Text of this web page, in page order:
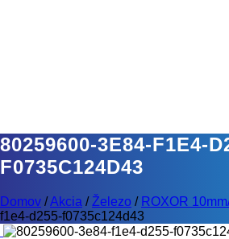
80259600-3E84-F1E4-
F0735C124D43
Domov /Akcia / Železo / ROXOR
f1e4-d255-f0735c124d43